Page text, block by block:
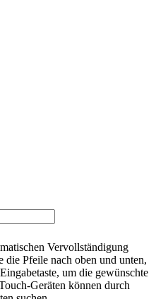
Vervollständigung
die Pfeile nach oben und unten,
um die gewünschte
Geräten können durch